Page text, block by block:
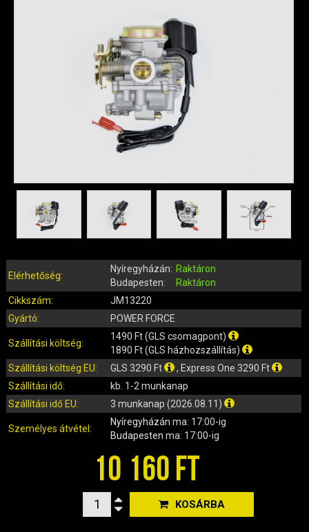
ROBBANÓMOTOROS KERÉKPÁR ALKATRÉSZEK
SIMSON ALKATRÉSZEK
AKKUMULÁTOR (ROBOGÓ, MOPED, QUAD)
BERÚGÓ ALKATRÉSZEK (ROBOGÓ, MOPED, QUAD)
BOWDENEK, SPIRÁLOK
CSAPÁGYAK, SZIMERINGEK
DOBOZOK, BOXOK, CSOMAGTARTÓK
DONGÓ MOTOR ALKATRÉSZEK
FÉKRENDSZER ÉS ALKATRÉSZEI
FELNI (MOTOR, QUAD)
GYERTYÁK, PIPÁK
IDOMOK, BURKOLATOK, ÜLÉSEK
IRÁNYJELZŐ
IZZÓ (ROBOGÓ, QUAD, MOTOR)
KARBURÁTOROK ÉS ALKATRÉSZEIK
KENŐANYAGOK, TISZTÍTÓK, ÁPOLÓK
KIEGÉSZÍTŐK
KILÓMÉTERÓRA ÉS ALKATRÉSZEI
KIPUFOGÓK ÉS TARTOZÉKAIK
KXD QUAD ÉS DIRT BIKE ALKATRÉSZEK
LÁNCKEREKEK, LÁNCOK
Elérhetőség:
Nyíregyházán: Raktáron
Budapesten:
Raktáron
Cikkszám:
JM13220
Gyártó:
POWER FORCE
Szállítási költség:
1490 Ft (GLS csomagpont)
1890 Ft (GLS házhozszállítás)
Szállítási költség EU:
GLS 3290 Ft
, Express One 3290 Ft
Szállítási idő:
kb. 1-2 munkanap
Szállítási idő EU:
3 munkanap (2026.08.11)
Személyes átvétel:
Nyíregyházán ma: 17:00-ig
Budapesten ma: 17:00-ig
10 160 FT
KOSÁRBA